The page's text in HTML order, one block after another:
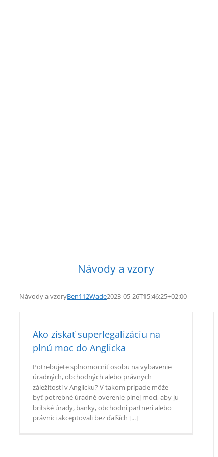
Návody a vzory
Návody a vzoryBen112Wade2023-05-26T15:46:25+02:00
Ako získať superlegalizáciu na
plnú moc do Anglicka
Potrebujete splnomocniť osobu na vybavenie
úradných, obchodných alebo právnych
záležitostí v Anglicku? V takom prípade môže
byť potrebné úradné overenie plnej moci, aby ju
britské úrady, banky, obchodní partneri alebo
právnici akceptovali bez ďalších [...]